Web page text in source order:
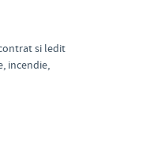
si ledit
incendie,